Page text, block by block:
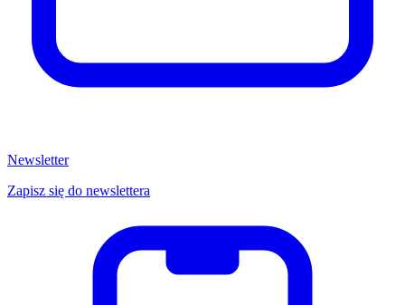
Newsletter
Zapisz się do newslettera